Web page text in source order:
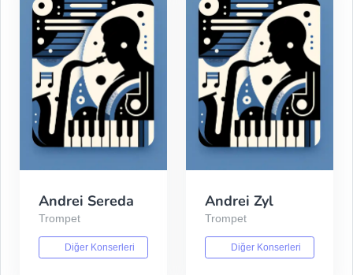
Andrei Sereda
Trompet
Diğer Konserleri
Andrei Zyl
Trompet
Diğer Konserleri